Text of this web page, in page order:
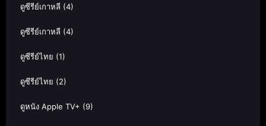
ดูซีรีย์เกาหลี (4)
ดูซีรีย์เกาหลี (4)
ดูซีรีย์ไทย (1)
ดูซีรีย์ไทย (2)
ดูหนัง Apple TV+ (9)